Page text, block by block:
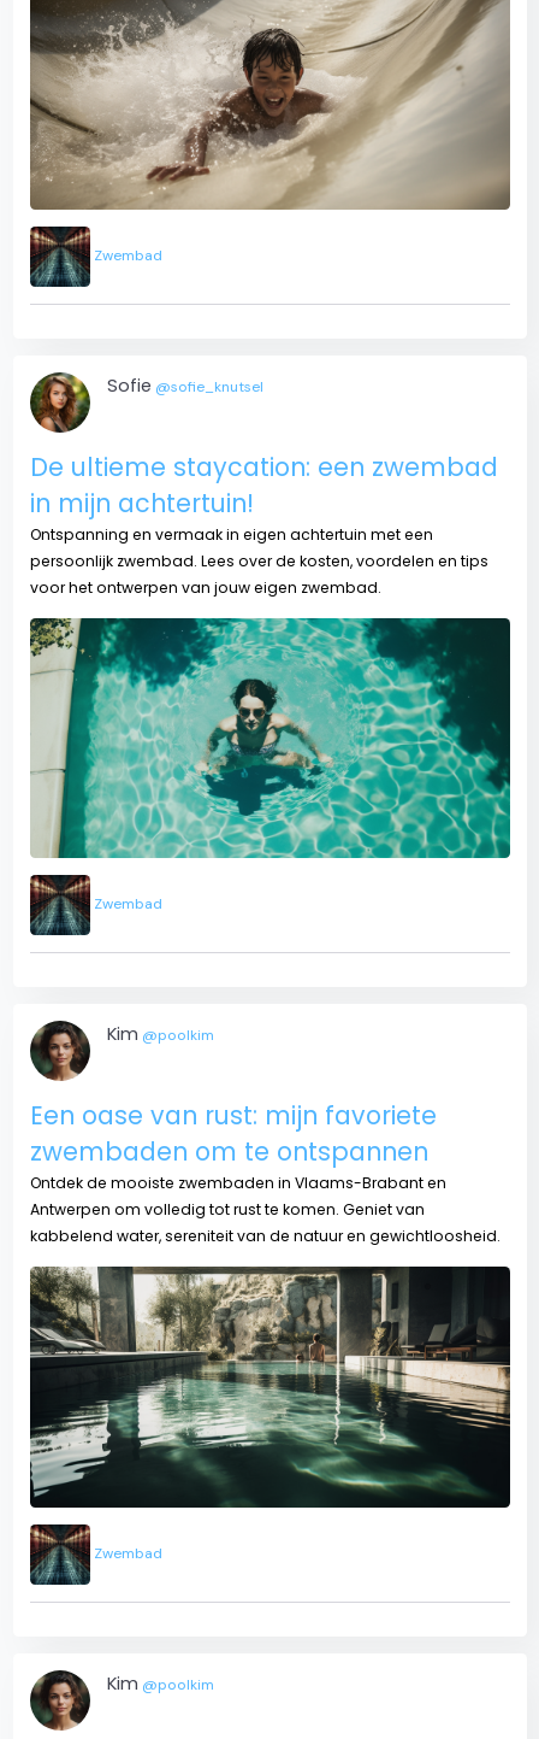
Zwembad
Sofie @sofie_knutsel
De ultieme staycation: een zwembad
in mijn achtertuin!
Ontspanning en vermaak in eigen achtertuin met een
persoonlijk zwembad. Lees over de kosten, voordelen en tips
voor het ontwerpen van jouw eigen zwembad.
Zwembad
Kim @poolkim
Een oase van rust: mijn favoriete
zwembaden om te ontspannen
Ontdek de mooiste zwembaden in Vlaams-Brabant en
Antwerpen om volledig tot rust te komen. Geniet van
kabbelend water, sereniteit van de natuur en gewichtloosheid.
Zwembad
Kim @poolkim